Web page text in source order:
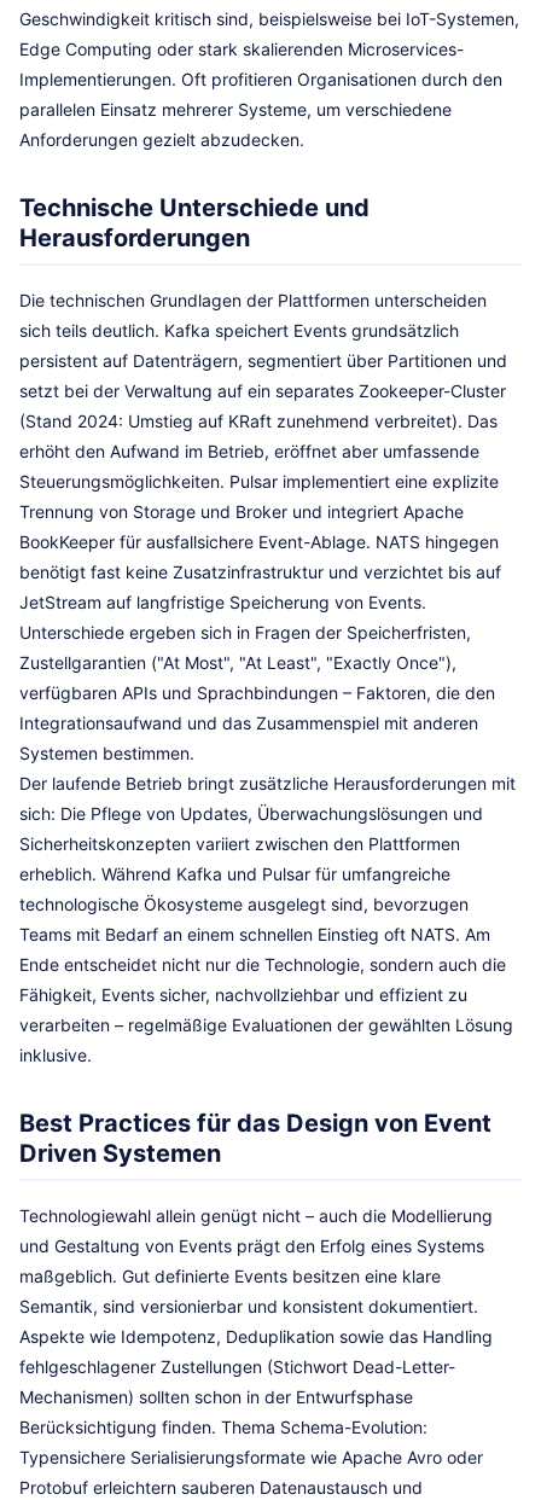
Geschwindigkeit kritisch sind, beispielsweise bei IoT-Systemen,
Edge Computing oder stark skalierenden Microservices-
Implementierungen. Oft profitieren Organisationen durch den
parallelen Einsatz mehrerer Systeme, um verschiedene
Anforderungen gezielt abzudecken.
Technische Unterschiede und
Herausforderungen
Die technischen Grundlagen der Plattformen unterscheiden
sich teils deutlich. Kafka speichert Events grundsätzlich
persistent auf Datenträgern, segmentiert über Partitionen und
setzt bei der Verwaltung auf ein separates Zookeeper-Cluster
(Stand 2024: Umstieg auf KRaft zunehmend verbreitet). Das
erhöht den Aufwand im Betrieb, eröffnet aber umfassende
Steuerungsmöglichkeiten. Pulsar implementiert eine explizite
Trennung von Storage und Broker und integriert Apache
BookKeeper für ausfallsichere Event-Ablage. NATS hingegen
benötigt fast keine Zusatzinfrastruktur und verzichtet bis auf
JetStream auf langfristige Speicherung von Events.
Unterschiede ergeben sich in Fragen der Speicherfristen,
Zustellgarantien ("At Most", "At Least", "Exactly Once"),
verfügbaren APIs und Sprachbindungen – Faktoren, die den
Integrationsaufwand und das Zusammenspiel mit anderen
Systemen bestimmen.
Der laufende Betrieb bringt zusätzliche Herausforderungen mit
sich: Die Pflege von Updates, Überwachungslösungen und
Sicherheitskonzepten variiert zwischen den Plattformen
erheblich. Während Kafka und Pulsar für umfangreiche
technologische Ökosysteme ausgelegt sind, bevorzugen
Teams mit Bedarf an einem schnellen Einstieg oft NATS. Am
Ende entscheidet nicht nur die Technologie, sondern auch die
Fähigkeit, Events sicher, nachvollziehbar und effizient zu
verarbeiten – regelmäßige Evaluationen der gewählten Lösung
inklusive.
Best Practices für das Design von Event
Driven Systemen
Technologiewahl allein genügt nicht – auch die Modellierung
und Gestaltung von Events prägt den Erfolg eines Systems
maßgeblich. Gut definierte Events besitzen eine klare
Semantik, sind versionierbar und konsistent dokumentiert.
Aspekte wie Idempotenz, Deduplikation sowie das Handling
fehlgeschlagener Zustellungen (Stichwort Dead-Letter-
Mechanismen) sollten schon in der Entwurfsphase
Berücksichtigung finden. Thema Schema-Evolution:
Typensichere Serialisierungsformate wie Apache Avro oder
Protobuf erleichtern sauberen Datenaustausch und